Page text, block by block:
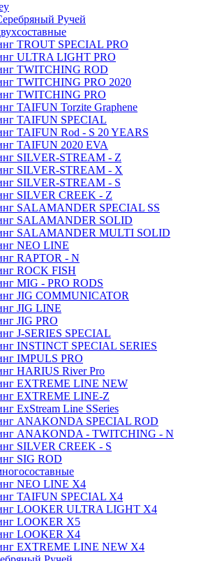
Ручей
TROUT SPECIAL PRO
ULTRA LIGHT PRO
TWITCHING ROD
TWITCHING PRO 2020
TWITCHING PRO
TAIFUN Torzite Graphene
TAIFUN SPECIAL
TAIFUN Rod - S 20 YEARS
TAIFUN 2020 EVA
SILVER-STREAM - Z
SILVER-STREAM - X
SILVER-STREAM - S
SILVER CREEK - Z
SALAMANDER SPECIAL SS
SALAMANDER SOLID
SALAMANDER MULTI SOLID
NEO LINE
RAPTOR - N
ROCK FISH
MIG - PRO RODS
JIG COMMUNICATOR
JIG LINE
JIG PRO
J-SERIES SPECIAL
INSTINCT SPECIAL SERIES
IMPULS PRO
HARIUS River Pro
EXTREME LINE NEW
EXTREME LINE-Z
ExStream Line SSeries
ANAKONDA SPECIAL ROD
ANAKONDA - TWITCHING - N
SILVER CREEK - S
SIG ROD
NEO LINE X4
TAIFUN SPECIAL X4
LOOKER ULTRA LIGHT X4
LOOKER X5
LOOKER X4
EXTREME LINE NEW X4